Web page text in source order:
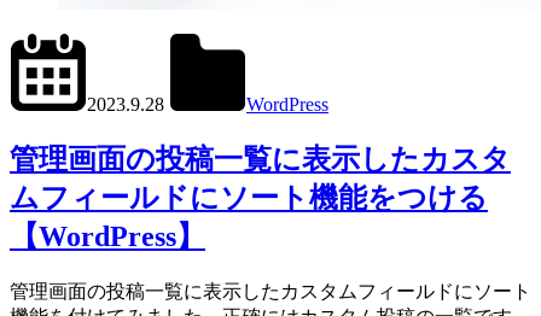
2023.9.28
WordPress
理
画
面
管理画面の投稿一覧に表示したカスタ
ムフィールドにソート機能をつける
【WordPress】
管理画面の投稿一覧に表示したカスタムフィールドにソート